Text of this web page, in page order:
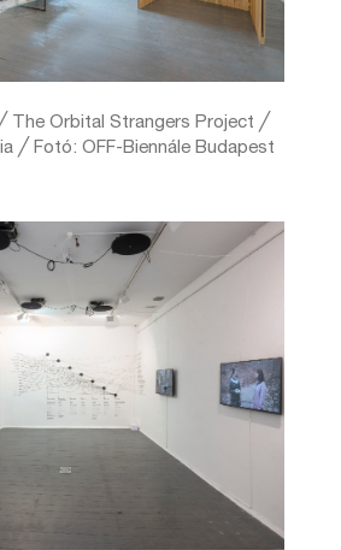
The Orbital Strangers Project ╱
╱ Fotó: OFF-Biennále Budapest